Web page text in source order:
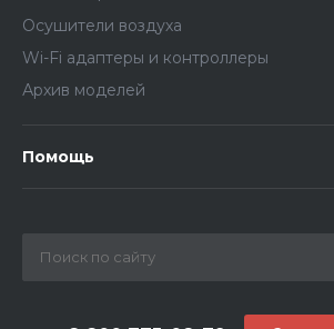
Осушители воздуха
Wi-Fi адаптеры и контроллеры
Архив моделей
Помощь